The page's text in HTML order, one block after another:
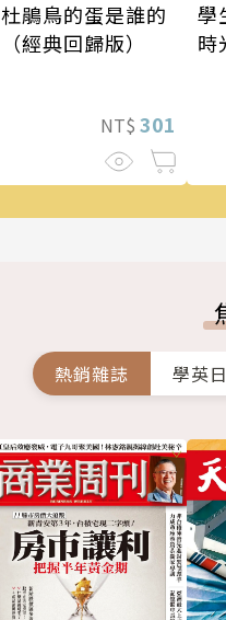
杜鵑鳥的蛋是誰的
（經典回歸版）
NT$ 301
學
時
熱銷雜誌 學英